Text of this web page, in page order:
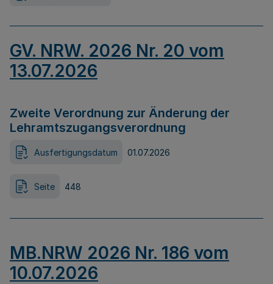
GV. NRW. 2026 Nr. 20 vom
13.07.2026
Zweite Verordnung zur Änderung der
Lehramtszugangsverordnung
Ausfertigungsdatum 01.07.2026
Seite 448
MB.NRW 2026 Nr. 186 vom
10.07.2026